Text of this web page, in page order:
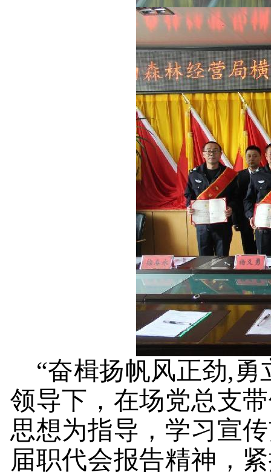
“奋楫扬帆风正劲,勇
领导下，在场党总支
思想为指导， 学习宣传
届职代会报告精神，